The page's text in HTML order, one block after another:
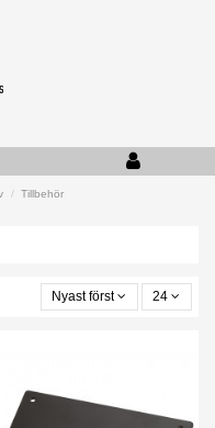
Tillbehör
Nyast först 24